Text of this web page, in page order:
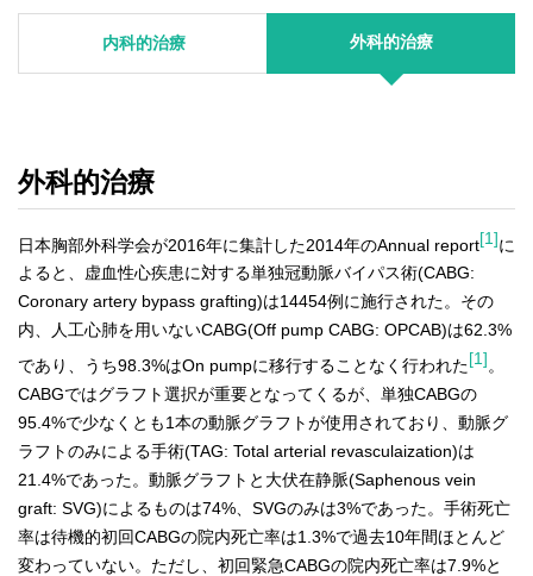
内科的治療 外科的治療
外科的治療
日本胸部外科学会が2016年に集計した2014年のAnnual report[1]に
よると、虚血性心疾患に対する単独冠動脈バイパス術(CABG:
Coronary artery bypass grafting)は14454例に施行された。その
内、人工心肺を用いないCABG(Off pump CABG: OPCAB)は62.3%
であり、うち98.3%はOn pumpに移行することなく行われた[1]。
CABGではグラフト選択が重要となってくるが、単独CABGの
95.4%で少なくとも1本の動脈グラフトが使用されており、動脈グ
ラフトのみによる手術(TAG: Total arterial revasculaization)は
21.4%であった。動脈グラフトと大伏在静脈(Saphenous vein
graft: SVG)によるものは74%、SVGのみは3%であった。手術死亡
率は待機的初回CABGの院内死亡率は1.3%で過去10年間ほとんど
変わっていない。ただし、初回緊急CABGの院内死亡率は7.9%と